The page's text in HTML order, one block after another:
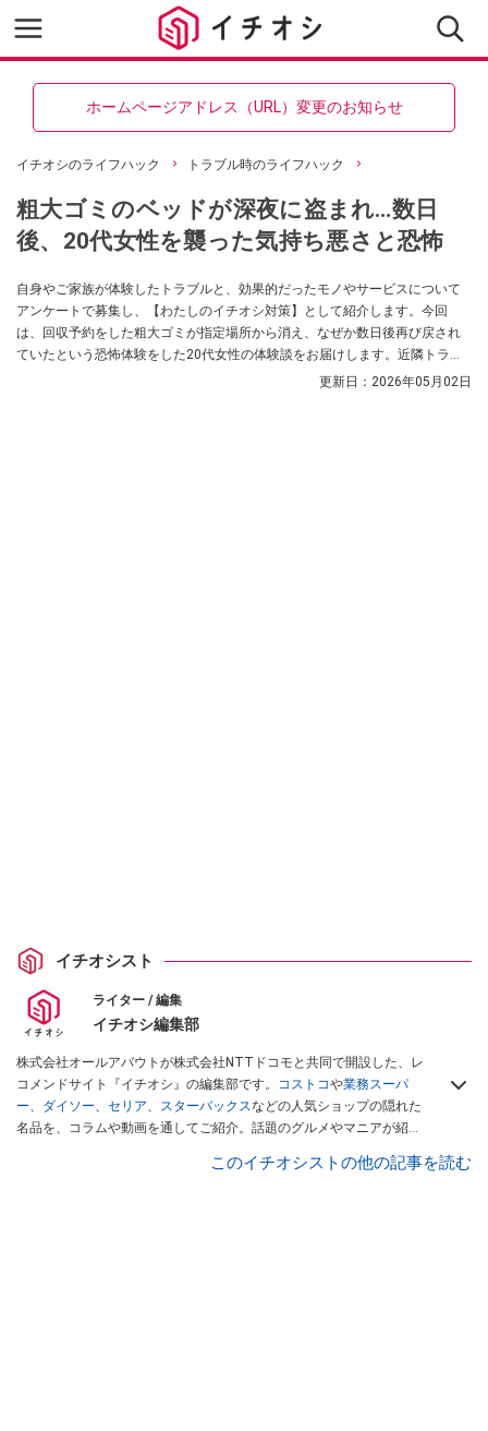
ホームページアドレス（URL）変更のお知らせ
イチオシのライフハック トラブル時のライフハック
粗大ゴミのベッドが深夜に盗まれ…数日
後、20代女性を襲った気持ち悪さと恐怖
自身やご家族が体験したトラブルと、効果的だったモノやサービスについて
アンケートで募集し、【わたしのイチオシ対策】として紹介します。今回
は、回収予約をした粗大ゴミが指定場所から消え、なぜか数日後再び戻され
ていたという恐怖体験をした20代女性の体験談をお届けします。近隣トラブ
ルや転売目的の持ち去り被害に遭った際の対処法とは？更新日： 2026年05月02日
イチオシスト
ライター / 編集
イチオシ編集部
株式会社オールアバウトが株式会社NTTドコモと共同で開設した、レ
コメンドサイト『イチオシ』の編集部です。 コストコや業務スーパ
ー、 ダイソー、 セリア、 スターバックスなどの人気ショップの隠れた
名品を、コラムや動画を通してご紹介。話題のグルメやマニアが紹介
インフルエンサーが実際に使用してレビューしています。毎日トレン
このイチオシストの他の記事を読む